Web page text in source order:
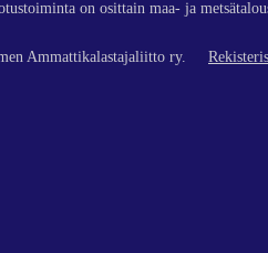
on osittain maa- ja
Ammattikalastajaliitto ry.